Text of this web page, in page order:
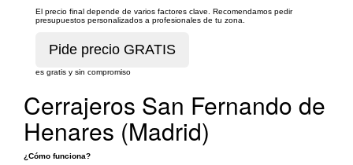
El precio final depende de varios factores clave. Recomendamos pedir
presupuestos personalizados a profesionales de tu zona.
es gratis y sin compromiso
Cerrajeros San Fernando de
Henares (Madrid)
¿Cómo funciona?